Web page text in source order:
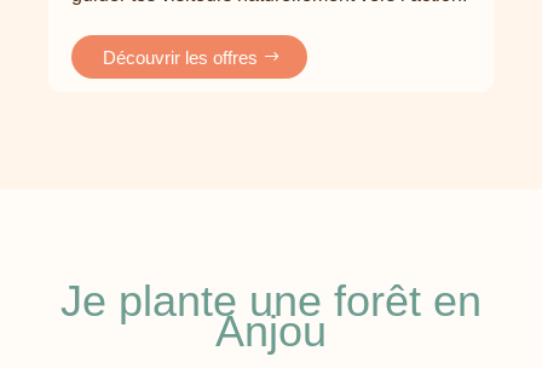
Découvrir les offres
Je plante une forêt en
Anjou